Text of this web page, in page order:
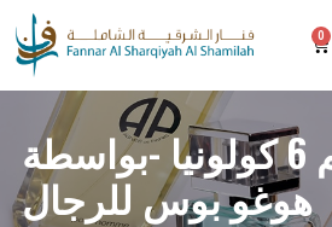
0
بوس رقم 6 كولونيا -بواسطة
هوغو بوس للرجال